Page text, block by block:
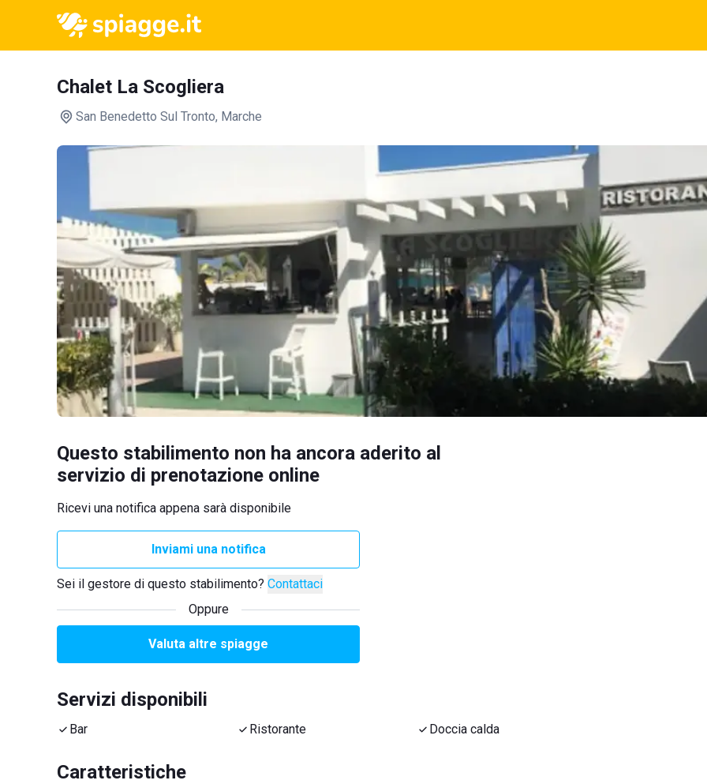
Chalet La Scogliera
San Benedetto Sul Tronto, Marche
Questo stabilimento non ha ancora aderito al
servizio di prenotazione online
Ricevi una notifica appena sarà disponibile
Inviami una notifica
Sei il gestore di questo stabilimento? Contattaci
Oppure
Valuta altre spiagge
Servizi disponibili
Bar Ristorante Doccia calda
Caratteristiche